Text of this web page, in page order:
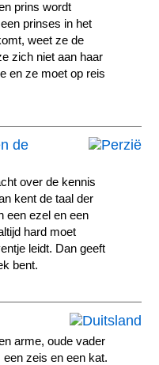
prins wordt
prinses in het
weet ze de
zich niet aan haar
en ze moet op reis
de
over de kennis
kent de taal der
een ezel en een
hard moet
leidt. Dan geeft
bent.
arme, oude vader
een zeis en een kat.